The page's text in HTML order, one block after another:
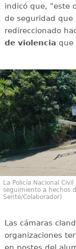
indicó que, "este
de seguridad que
redireccionado
de violencia que
La Policía Nacional
seguimiento a hechos
Senté/Colaborador)
Las cámaras
organizaciones